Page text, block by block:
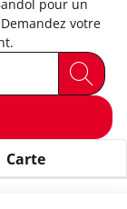
pour un
votre
Carte